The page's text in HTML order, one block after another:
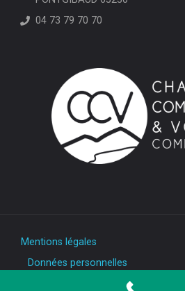
04 73 79 70 70
Mentions légales
Données personnelles